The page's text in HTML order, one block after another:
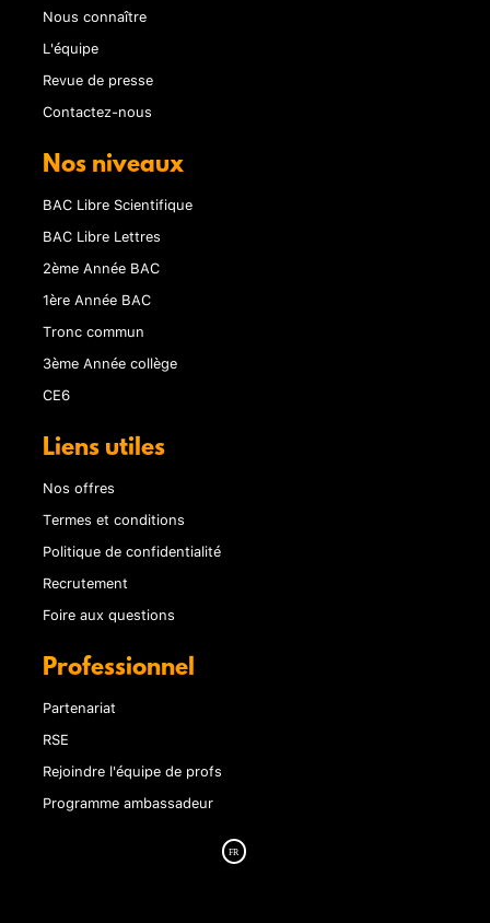
Nous connaître
L'équipe
Revue de presse
Contactez-nous
Nos niveaux
BAC Libre Scientifique
BAC Libre Lettres
2ème Année BAC
1ère Année BAC
Tronc commun
3ème Année collège
CE6
Liens utiles
Nos offres
Termes et conditions
Politique de confidentialité
Recrutement
Foire aux questions
Professionnel
Partenariat
RSE
Rejoindre l'équipe de profs
Programme ambassadeur